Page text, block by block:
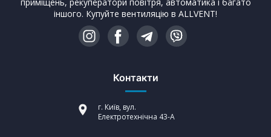
іншого. Купуйте вентиляцію в ALLVENT!
Контакти
г. Київ, вул.
Електротехнічна 43-А